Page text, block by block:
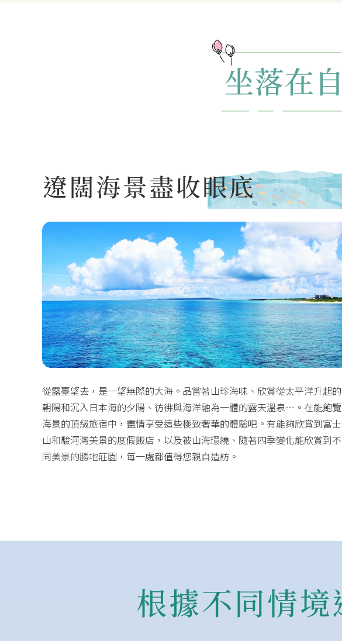
從露臺望去，是一望無際的大海。品嘗著山珍海味、欣賞從太平洋升起的
朝陽和沉入日本海的夕陽、彷彿與海洋融為一體的露天溫泉…。在能飽覽
海景的頂級旅宿中，盡情享受這些極致奢華的體驗吧。有能夠欣賞到富士
山和駿河灣美景的度假飯店，以及被山海環繞、隨著四季變化能欣賞到不
同美景的勝地莊園，每一處都值得您親自造訪。